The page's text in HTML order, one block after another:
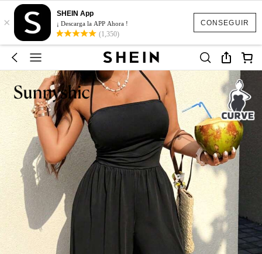
CONSEGUIR
×
SHEIN App
¡ Descarga la APP Ahora !
(1,350)